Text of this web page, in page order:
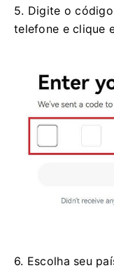
5. Digite o
telefone e clique
6. Escolha seu